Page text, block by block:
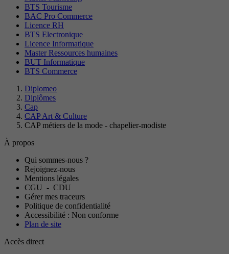
BTS Tourisme
BAC Pro Commerce
Licence RH
BTS Electronique
Licence Informatique
Master Ressources humaines
BUT Informatique
BTS Commerce
Diplomeo
Diplômes
Cap
CAP Art & Culture
CAP métiers de la mode - chapelier-modiste
À propos
Qui sommes-nous ?
Rejoignez-nous
Mentions légales
CGU - CDU
Gérer mes traceurs
Politique de confidentialité
Accessibilité : Non conforme
Plan de site
Accès direct